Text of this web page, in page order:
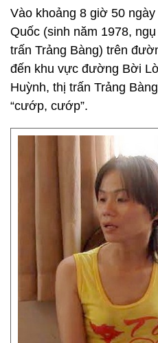
Vào khoảng 8 giờ 50
Quốc (sinh năm 1978,
trấn Trảng Bàng) trên
đến khu vực đường Bời
Huỳnh, thị trấn Trảng
“cướp, cướp”.